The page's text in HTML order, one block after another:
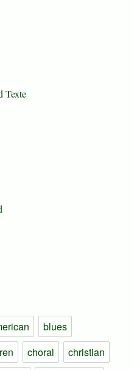
Texte
blues
choral
christian